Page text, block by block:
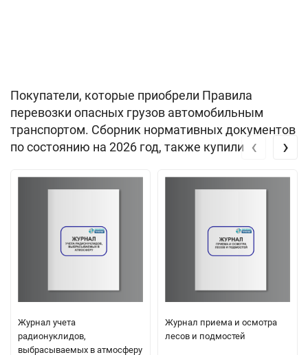
Покупатели, которые приобрели Правила
перевозки опасных грузов автомобильным
транспортом. Сборник нормативных документов
по состоянию на 2026 год, также купили
Журнал учета
радионуклидов,
выбрасываемых в атмосферу
Журнал приема и осмотра
лесов и подмостей
‹ ›